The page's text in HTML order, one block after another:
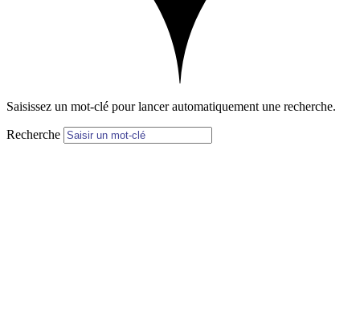
Saisissez un mot-clé pour lancer automatiquement une recherche.
Recherche